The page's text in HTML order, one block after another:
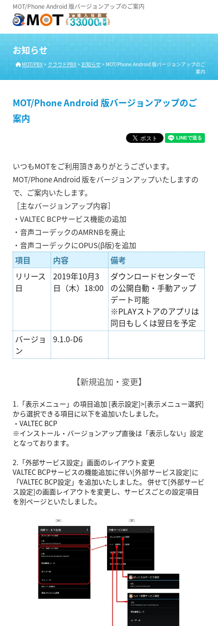
MOT/Phone Android 版バージョンアップのご案内
お知らせ
MOT/PBX> クラウドPBX> お知らせ> MOT/Phone Android 版バージョンアップのご
案内
MOT/Phone Android 版バージョンアップのご
案内
いつもMOTをご利用頂きありがとうございます。
MOT/Phone Android 版をバージョンアップいたしますの
で、ご案内いたします。
［主なバージョンアップ内容］
・VALTEC BCPサービス機能の追加
・音声コーデックのAMRNBを廃止
・音声コーデックにOPUS(β版)を追加
項目 内容
備考
リリース
日
2019年10月3
日（木）18:00
ダウンロードセンターで
の公開自動・手動アップ
デート可能
※PLAYストアのアプリは
同日もしくは翌日を予定
バージョ
ン
9.1.0-D6
【新規追加・変更】
1.「表示メニュー」の項目追加 [表示設定]>[表示メニュー選択]
から選択できる項目に以下を追加いたしました。
・VALTEC BCP
※インストール・バージョンアップ直後は「表示しない」設定
となっております。
2.「外部サービス設定」画面のレイアウト変更
VALTEC BCPサービスの機能追加に伴い[外部サービス設定]に
「VALTEC BCP設定」を追加いたしました。 併せて[外部サービ
ス設定]の画面レイアウトを変更し、サービスごとの設定項目
を別ページといたしました。